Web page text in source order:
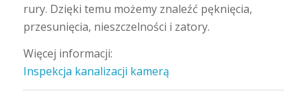
rury. Dzięki temu możemy znaleźć pęknięcia,
przesunięcia, nieszczelności i zatory.
Więcej informacji:
Inspekcja kanalizacji kamerą